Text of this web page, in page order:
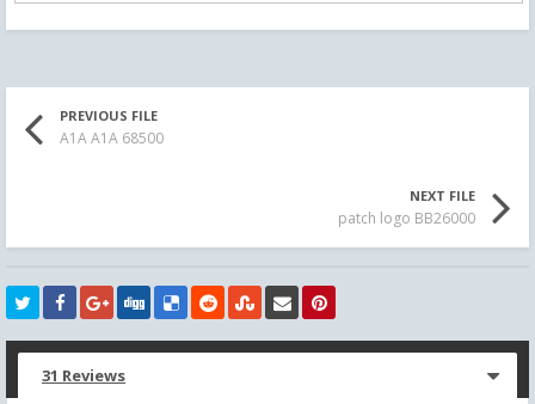
PREVIOUS FILE
A1A A1A 68500
NEXT FILE
patch logo BB26000
31 Reviews